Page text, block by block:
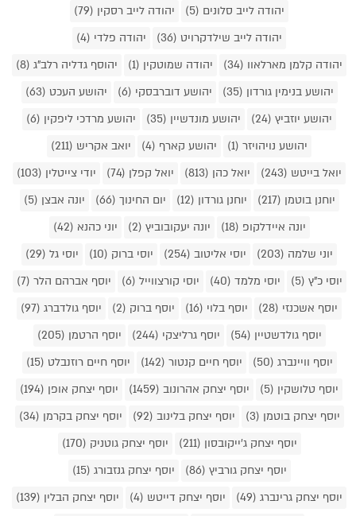
יהודה לייב סלונים (5)
יהודה לייב רסקין (79)
יהודה לייב שילדקרויט (36)
יהודה פלדי (4)
יהודה קלמן מארלאוו (34)
יהודה שמוטקין (1)
יהוסף גדליה רלב"ג (8)
יהושע בנימין גורדון (35)
יהושע דוברבסקי (6)
יהושע העכט (63)
יהושע יוזביץ (24)
יהושע מונדשיין (35)
יהושע מרדכי ליפקין (6)
יהושע נויהויזר (1)
יהושע קארף (4)
יואב אקריש (211)
יואל בייטש (243)
יואל כהן (813) יואל קפלן (74)
יודי צייטלין (103)
יוחנן בוטמן (217)
יוחנן גורדון (12) יום החינוך (66)
יונה אבצן (5)
יונה איידלקופ (18)
יונה יעקובוביץ (2)
יוני כהנא (42)
יוני שלמה (203)
יוסי אליטוב (254) יוסי ברוק (10)
יוסי גל (29)
יוסי כ"ץ (5)
יוסי מלמד (40) יוסי קורצווייל (6)
יוסף אברהם הלר (7)
יוסף אשכנזי (28)
יוסף בלוי (16) יוסף ברוק (2)
יוסף גולדברג (97)
יוסף גולדשטיין (54)
יוסף גרליצקי (244)
יוסף הרטמן (205)
יוסף וויינברג (50)
יוסף חיים קנטור (142)
יוסף חיים רוזנבלט (15)
יוסף טלושקין (5)
יוסף יצחק אהרונוב (1459)
יוסף יצחק אופן (194)
יוסף יצחק בוטמן (3)
יוסף יצחק בלינוב (92)
יוסף יצחק בקרמן (34)
יוסף יצחק ג'ייקובסון (211)
יוסף יצחק גוטניק (170)
יוסף יצחק גורביץ (86)
יוסף יצחק גנזבורג (15)
יוסף יצחק גרינברג (49)
יוסף יצחק דייטש (4)
יוסף יצחק הבלין (139)